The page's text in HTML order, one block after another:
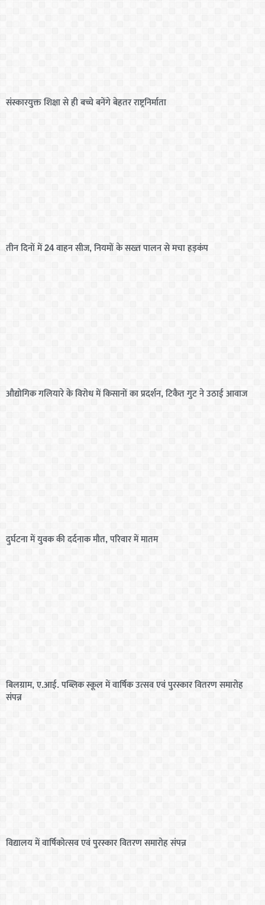
संस्कारयुक्त शिक्षा से ही बच्चे बनेंगे बेहतर राष्ट्रनिर्माता
तीन दिनों में 24 वाहन सीज, नियमों के सख्त पालन से मचा हड़कंप
औद्योगिक गलियारे के विरोध में किसानों का प्रदर्शन, टिकैत गुट ने उठाई आवाज
दुर्घटना में युवक की दर्दनाक मौत, परिवार में मातम
बिलग्राम, ए.आई. पब्लिक स्कूल में वार्षिक उत्सव एवं पुरस्कार वितरण समारोह
संपन्न
विद्यालय में वार्षिकोत्सव एवं पुरस्कार वितरण समारोह संपन्न